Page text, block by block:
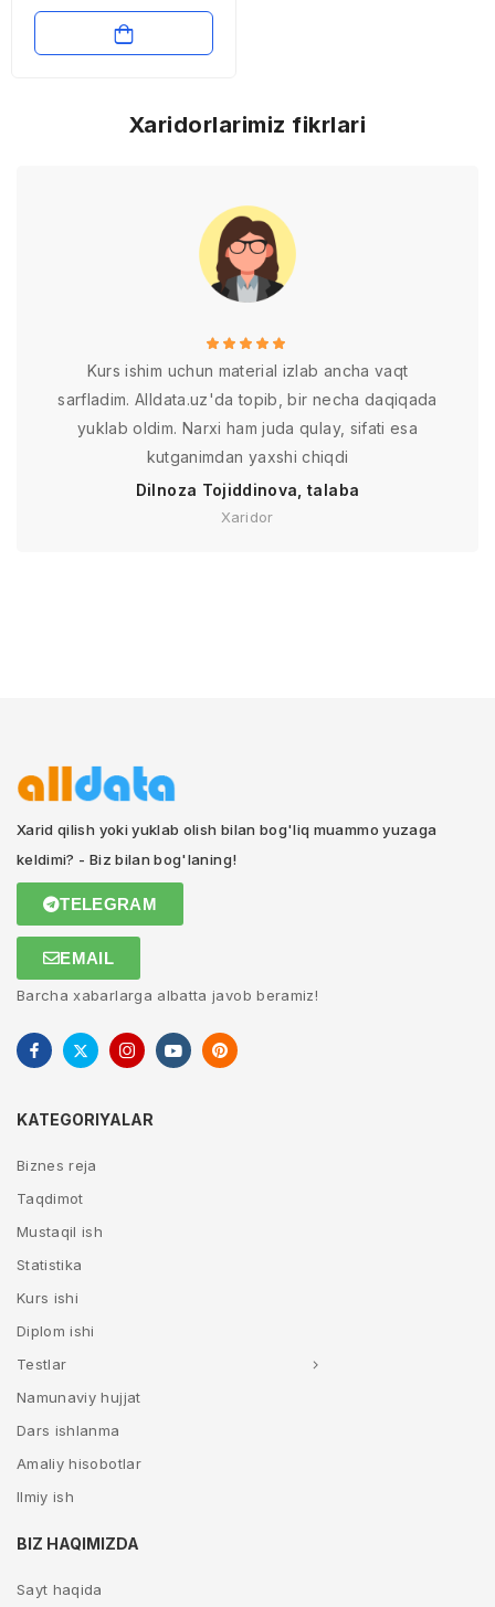
Xaridorlarimiz fikrlari
Kurs ishim uchun material izlab ancha vaqt
sarfladim. Alldata.uz'da topib, bir necha daqiqada
yuklab oldim. Narxi ham juda qulay, sifati esa
kutganimdan yaxshi chiqdi
Dilnoza Tojiddinova, talaba
Xaridor
Xarid qilish yoki yuklab olish bilan bog'liq muammo yuzaga
keldimi? - Biz bilan bog'laning!
TELEGRAM
EMAIL
Barcha xabarlarga albatta javob beramiz!
KATEGORIYALAR
Biznes reja
Taqdimot
Mustaqil ish
Statistika
Kurs ishi
Diplom ishi
Testlar
Namunaviy hujjat
Dars ishlanma
Amaliy hisobotlar
Ilmiy ish
BIZ HAQIMIZDA
Sayt haqida